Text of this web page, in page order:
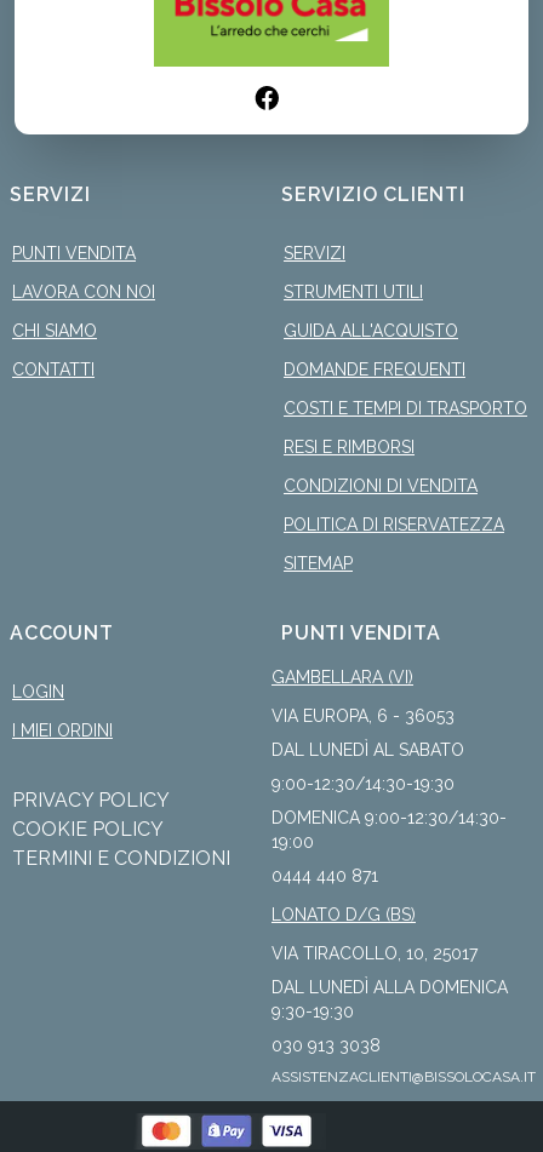
SERVIZI
PUNTI VENDITA
LAVORA CON NOI
CHI SIAMO
CONTATTI
SERVIZIO CLIENTI
SERVIZI
STRUMENTI UTILI
GUIDA ALL'ACQUISTO
DOMANDE FREQUENTI
COSTI E TEMPI DI TRASPORTO
RESI E RIMBORSI
CONDIZIONI DI VENDITA
POLITICA DI RISERVATEZZA
SITEMAP
ACCOUNT
LOGIN
I MIEI ORDINI
PRIVACY POLICY
COOKIE POLICY
TERMINI E CONDIZIONI
PUNTI VENDITA
GAMBELLARA (VI)
VIA EUROPA, 6 - 36053
DAL LUNEDÌ AL SABATO
9:00-12:30/14:30-19:30
DOMENICA 9:00-12:30/14:30-
19:00
0444 440 871
LONATO D/G (BS)
VIA TIRACOLLO, 10, 25017
DAL LUNEDÌ ALLA DOMENICA
9:30-19:30
030 913 3038
ASSISTENZACLIENTI@BISSOLOCASA.IT